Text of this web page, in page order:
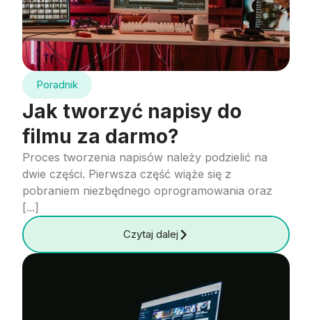
Poradnik
Jak tworzyć napisy do
filmu za darmo?
Proces tworzenia napisów należy podzielić na
dwie części. Pierwsza część wiąże się z
pobraniem niezbędnego oprogramowania oraz
[...]
Czytaj dalej